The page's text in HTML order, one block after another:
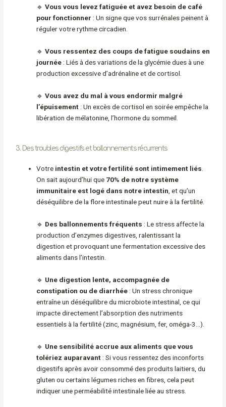
🔹Vous vous levez fatiguée et avez besoin de café
pour fonctionner : Un signe que vos surrénales peinent à
réguler votre rythme circadien.
🔹Vous ressentez des coups de fatigue soudains en
journée : Liés à des variations de la glycémie dues à une
production excessive d’adrénaline et de cortisol.
🔹Vous avez du mal à vous endormir malgré
l’épuisement : Un excès de cortisol en soirée empêche la
libération de mélatonine, l’hormone du sommeil.
3. Des troubles digestifs et ballonnements récurrents
Votre intestin et votre fertilité sont intimement liés.
On sait aujourd’hui que 70% de notre système
immunitaire est logé dans notre intestin, et qu’un
déséquilibre de la flore intestinale peut nuire à la fertilité.
🔹 Des ballonnements fréquents : Le stress affecte la
production d’enzymes digestives, ralentissant la
digestion et provoquant une fermentation excessive des
aliments dans l’intestin.
🔹 Une digestion lente, accompagnée de
constipation ou de diarrhée : Un stress chronique
entraîne un déséquilibre du microbiote intestinal, ce qui
impacte directement l’absorption des nutriments
essentiels à la fertilité (zinc, magnésium, fer, oméga-3…).
🔹 Une sensibilité accrue aux aliments que vous
tolériez auparavant : Si vous ressentez des inconforts
digestifs après avoir consommé des produits laitiers, du
gluten ou certains légumes riches en fibres, cela peut
indiquer une perméabilité intestinale liée au stress.